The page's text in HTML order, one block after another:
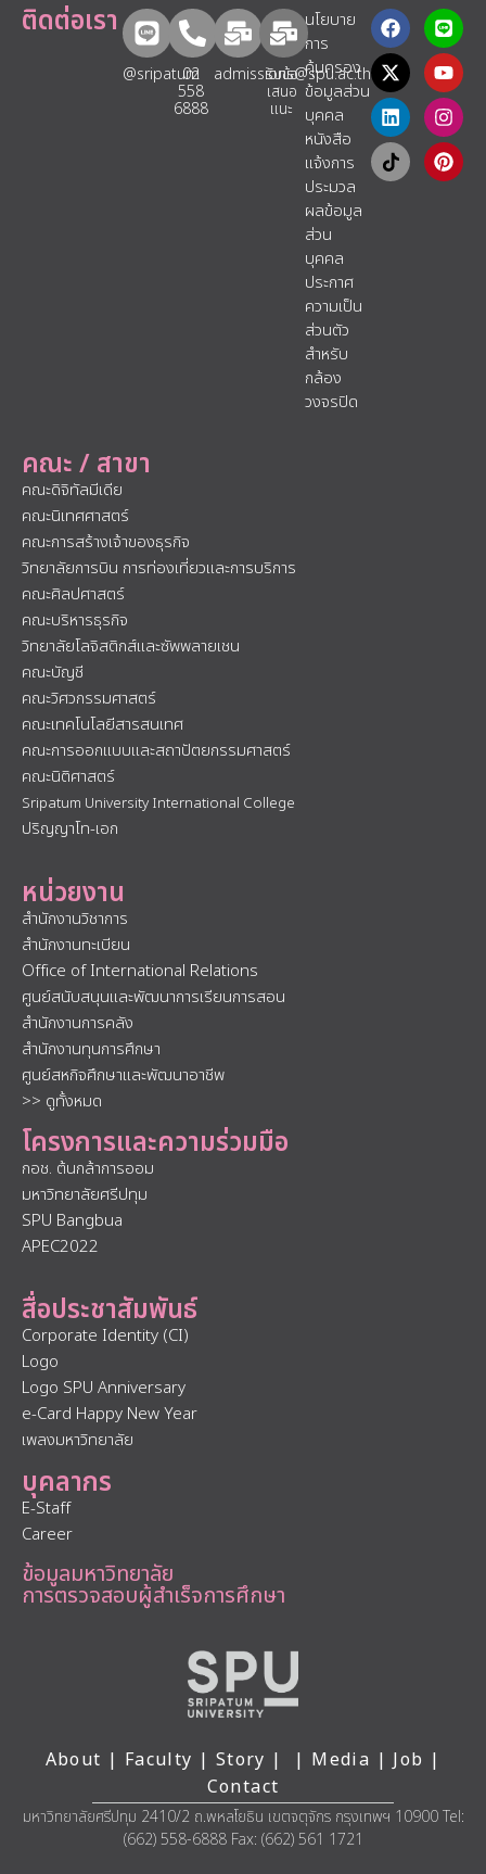
คณะ / สาขา
คณะดิจิทัลมีเดีย
คณะนิเทศศาสตร์
คณะการสร้างเจ้าของธุรกิจ
วิทยาลัยการบิน การท่องเที่ยวและการบริการ
คณะศิลปศาสตร์
คณะบริหารธุรกิจ
วิทยาลัยโลจิสติกส์และซัพพลายเชน
คณะบัญชี
คณะวิศวกรรมศาสตร์
คณะเทคโนโลยีสารสนเทศ
คณะการออกแบบและสถาปัตยกรรมศาสตร์
คณะนิติศาสตร์
Sripatum University International College
ปริญญาโท-เอก
หน่วยงาน
สำนักงานวิชาการ
สำนักงานทะเบียน
Office of International Relations
ศูนย์สนับสนุนและพัฒนาการเรียนการสอน
สำนักงานการคลัง
สำนักงานทุนการศึกษา
ศูนย์สหกิจศึกษาและพัฒนาอาชีพ
>> ดูทั้งหมด
โครงการและความร่วมมือ
กอช. ต้นกล้าการออม
มหาวิทยาลัยศรีปทุม
SPU Bangbua
APEC2022
สื่อประชาสัมพันธ์
Corporate Identity (CI)
Logo
Logo SPU Anniversary
e-Card Happy New Year
เพลงมหาวิทยาลัย
บุคลากร
E-Staff
Career
ข้อมูลมหาวิทยาลัย
การตรวจสอบผู้สำเร็จการศึกษา
ติดต่อเรา
@sripatum
02
558
6888
admissions@spu.ac.th
รับข้อ
เสนอ
แนะ​
นโยบาย
การ
คุ้มครอง
ข้อมูลส่วน
บุคคล
หนังสือ
แจ้งการ
ประมวล
ผลข้อมูล
ส่วน
บุคคล
ประกาศ
ความเป็น
ส่วนตัว
สำหรับ
กล้อง
วงจรปิด
About | Faculty | Story | | Media | Job |
Contact
มหาวิทยาลัยศรีปทุม 2410/2 ถ.พหลโยธิน เขตจตุจักร กรุงเทพฯ 10900 Tel:
(662) 558-6888 Fax: (662) 561 1721